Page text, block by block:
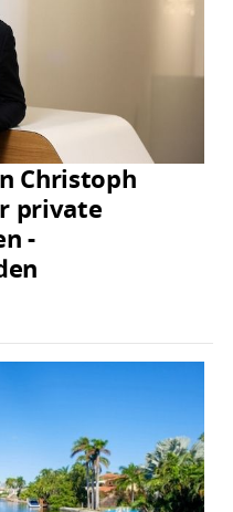
Christoph
private
-